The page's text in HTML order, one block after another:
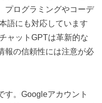
プログラミングやコーデ
語にも対応しています
ャットGPTは革新的な
報の信頼性には注意が必
す。Googleアカウント